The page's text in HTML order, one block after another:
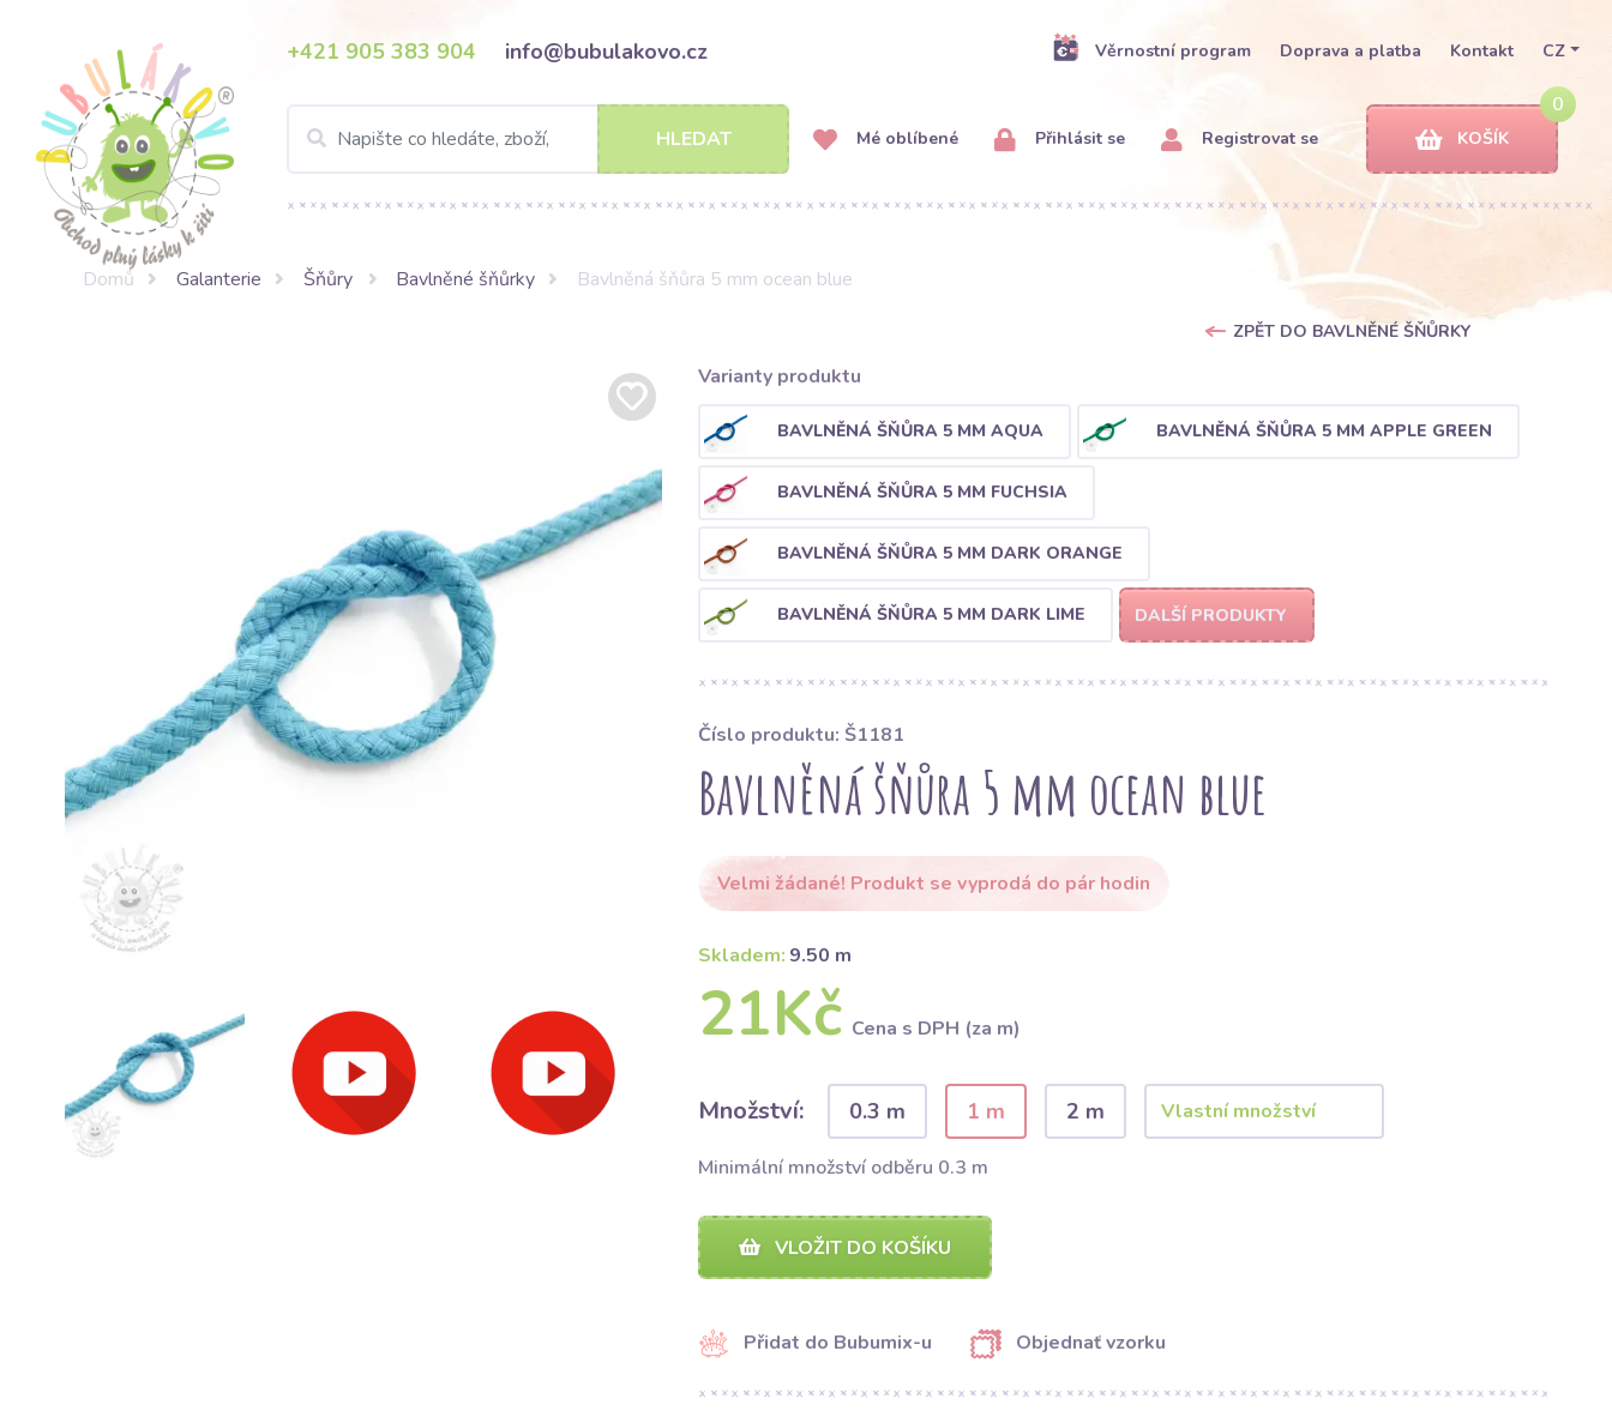
+421 905 383 904 info@bubulakovo.cz Věrnostní program Doprava a platba Kontakt CZ
HLEDAT Mé oblíbené Přihlásit se Registrovat se
0
KOŠÍK
Domů Galanterie Šňůry Bavlněné šňůrky Bavlněná šňůra 5 mm ocean blue
ZPĚT DO BAVLNĚNÉ ŠŇŮRKY
Varianty produktu
BAVLNĚNÁ ŠŇŮRA 5 MM AQUA BAVLNĚNÁ ŠŇŮRA 5 MM APPLE GREEN
BAVLNĚNÁ ŠŇŮRA 5 MM FUCHSIA
BAVLNĚNÁ ŠŇŮRA 5 MM DARK ORANGE
BAVLNĚNÁ ŠŇŮRA 5 MM DARK LIME DALŠÍ PRODUKTY
Číslo produktu: Š1181
Bavlněná šňůra 5 mm ocean blue
Velmi žádané! Produkt se vyprodá do pár hodin
Skladem: 9.50 m
21Kč Cena s DPH (za m)
Množství: 0.3 m 1 m 2 m
Minimální množství odběru 0.3 m
VLOŽIT DO KOŠÍKU
Přidat do Bubumix-u Objednať vzorku